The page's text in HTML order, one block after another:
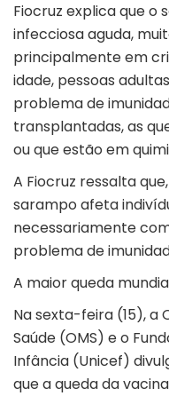
Fiocruz explica que o
infecciosa aguda,
principalmente em
idade, pessoas
problema de
transplantadas, as
ou que estão em
A Fiocruz ressalta
sarampo afeta
necessariamente
problema de
A maior queda
Na sexta-feira (15), a
Saúde (OMS) e o
Infância (Unicef)
que a queda da